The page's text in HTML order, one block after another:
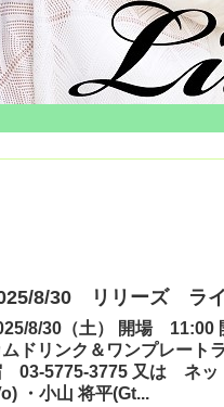
8/30 リリーズ ラ
8/30（土） 開場
ムドリンク＆ワンプレー
03-5775-3775 又は ネッ
・小山 将平(Gt...